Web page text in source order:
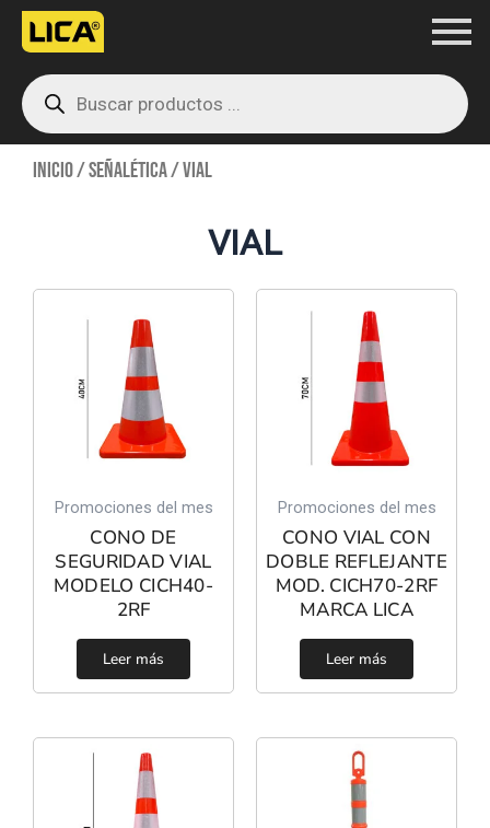
contenido
Products
search
Inicio/Señalética/ Vial
VIAL
Promociones del mes
CONO DE
SEGURIDAD VIAL
MODELO CICH40-
2RF
Leer más
Promociones del mes
CONO VIAL CON
DOBLE REFLEJANTE
MOD. CICH70-2RF
MARCA LICA
Leer más